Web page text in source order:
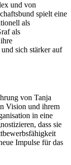
und von
spielt eine
als
als
sich stärker auf
von Tanja
Vision und ihrem
in eine
dass sie
Impulse für das